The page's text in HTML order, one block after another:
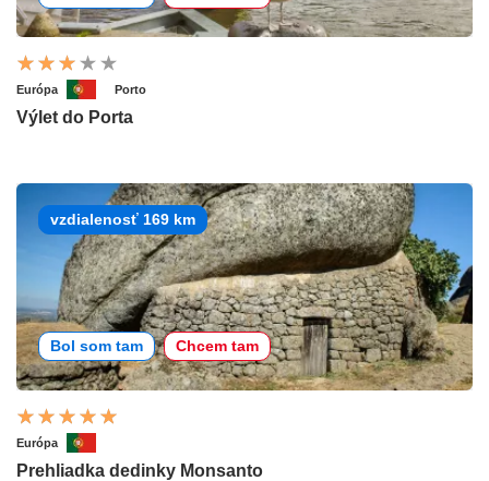
Európa Porto
Výlet do Porta
vzdialenosť 169 km
Bol som tam Chcem tam
Európa
Prehliadka dedinky Monsanto